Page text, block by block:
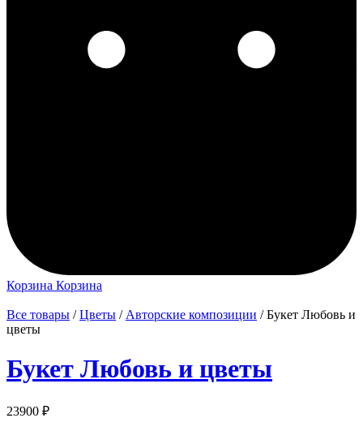
Корзина Корзина
Все товары /Цветы / Авторские композиции / Букет Любовь и
цветы
Букет Любовь и цветы
23900 ₽